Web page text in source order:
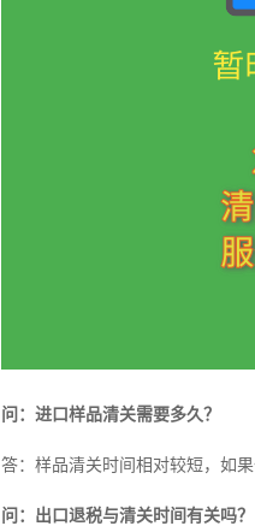
问：进口样品清关需要多久？
答：样品清关时间相对较短，如
问：出口退税与清关时间有关吗？